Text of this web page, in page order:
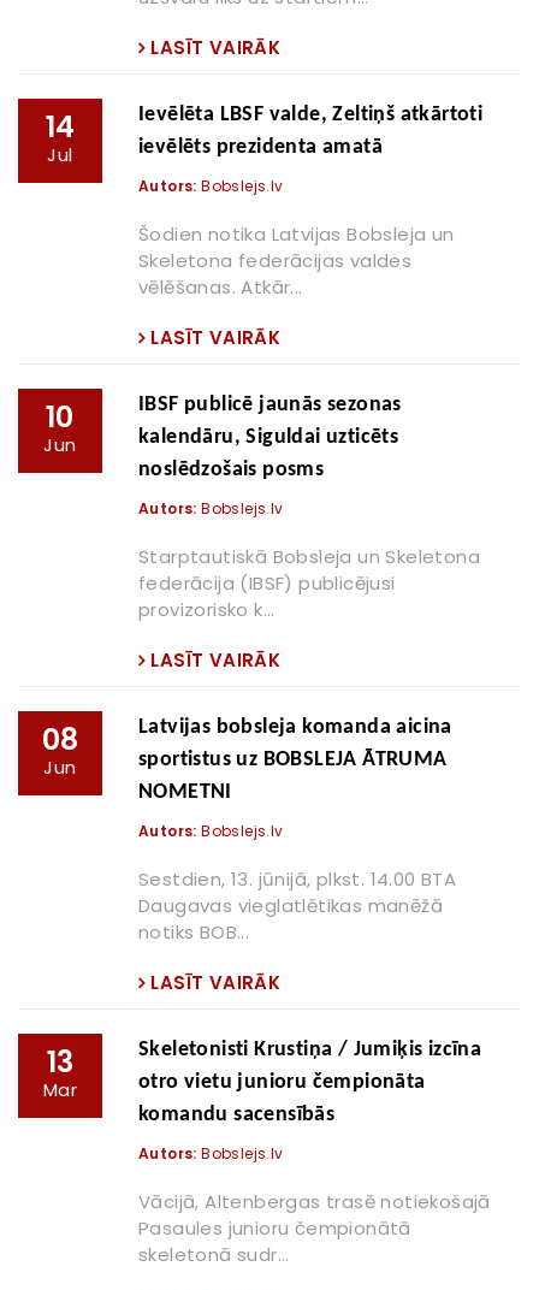
LASĪT VAIRĀK
14
Jul
Ievēlēta LBSF valde, Zeltiņš atkārtoti
ievēlēts prezidenta amatā
Autors: Bobslejs.lv
Šodien notika Latvijas Bobsleja un
Skeletona federācijas valdes
vēlēšanas. Atkār...
LASĪT VAIRĀK
10
Jun
IBSF publicē jaunās sezonas
kalendāru, Siguldai uzticēts
noslēdzošais posms
Autors: Bobslejs.lv
Starptautiskā Bobsleja un Skeletona
federācija (IBSF) publicējusi
provizorisko k...
LASĪT VAIRĀK
08
Jun
Latvijas bobsleja komanda aicina
sportistus uz BOBSLEJA ĀTRUMA
NOMETNI
Autors: Bobslejs.lv
Sestdien, 13. jūnijā, plkst. 14.00 BTA
Daugavas vieglatlētikas manēžā
notiks BOB...
LASĪT VAIRĀK
13
Mar
Skeletonisti Krustiņa / Jumiķis izcīna
otro vietu junioru čempionāta
komandu sacensībās
Autors: Bobslejs.lv
Vācijā, Altenbergas trasē notiekošajā
Pasaules junioru čempionātā
skeletonā sudr...